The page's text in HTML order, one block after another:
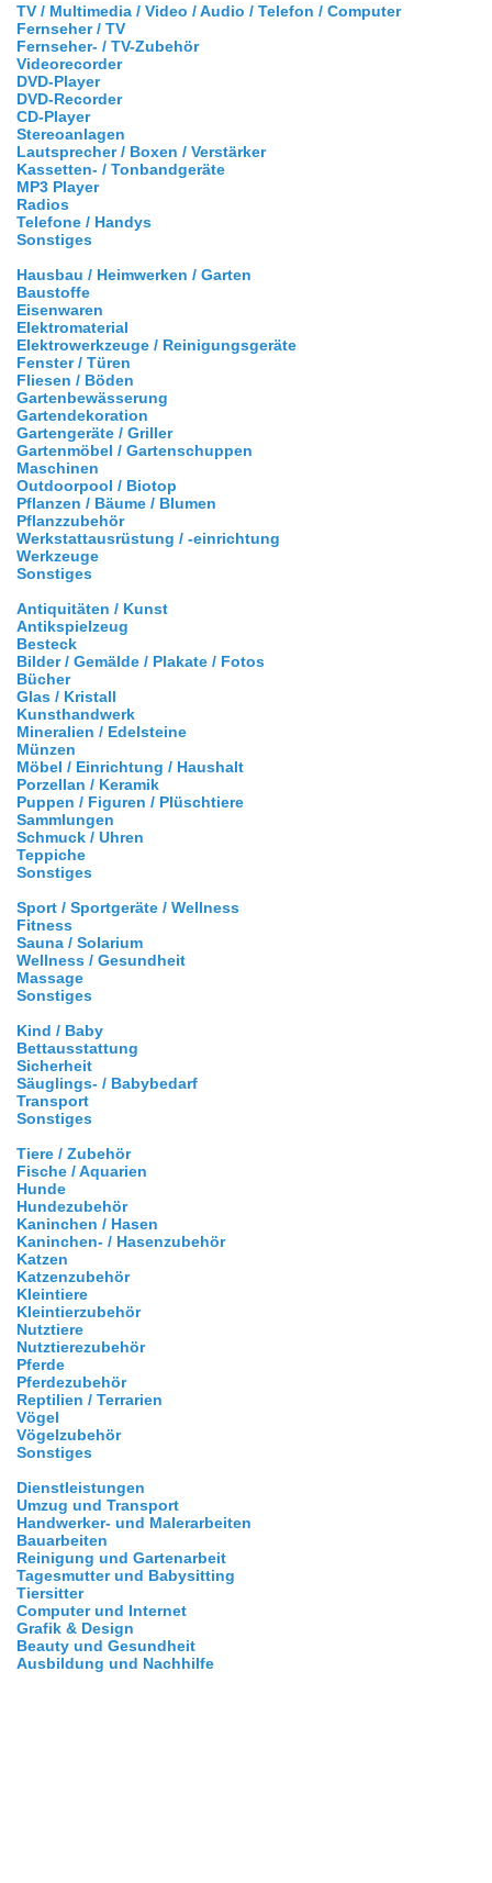
TV / Multimedia / Video / Audio / Telefon / Computer
Fernseher / TV
Fernseher- / TV-Zubehör
Videorecorder
DVD-Player
DVD-Recorder
CD-Player
Stereoanlagen
Lautsprecher / Boxen / Verstärker
Kassetten- / Tonbandgeräte
MP3 Player
Radios
Telefone / Handys
Sonstiges
Hausbau / Heimwerken / Garten
Baustoffe
Eisenwaren
Elektromaterial
Elektrowerkzeuge / Reinigungsgeräte
Fenster / Türen
Fliesen / Böden
Gartenbewässerung
Gartendekoration
Gartengeräte / Griller
Gartenmöbel / Gartenschuppen
Maschinen
Outdoorpool / Biotop
Pflanzen / Bäume / Blumen
Pflanzzubehör
Werkstattausrüstung / -einrichtung
Werkzeuge
Sonstiges
Antiquitäten / Kunst
Antikspielzeug
Besteck
Bilder / Gemälde / Plakate / Fotos
Bücher
Glas / Kristall
Kunsthandwerk
Mineralien / Edelsteine
Münzen
Möbel / Einrichtung / Haushalt
Porzellan / Keramik
Puppen / Figuren / Plüschtiere
Sammlungen
Schmuck / Uhren
Teppiche
Sonstiges
Sport / Sportgeräte / Wellness
Fitness
Sauna / Solarium
Wellness / Gesundheit
Massage
Sonstiges
Kind / Baby
Bettausstattung
Sicherheit
Säuglings- / Babybedarf
Transport
Sonstiges
Tiere / Zubehör
Fische / Aquarien
Hunde
Hundezubehör
Kaninchen / Hasen
Kaninchen- / Hasenzubehör
Katzen
Katzenzubehör
Kleintiere
Kleintierzubehör
Nutztiere
Nutztierezubehör
Pferde
Pferdezubehör
Reptilien / Terrarien
Vögel
Vögelzubehör
Sonstiges
Dienstleistungen
Umzug und Transport
Handwerker- und Malerarbeiten
Bauarbeiten
Reinigung und Gartenarbeit
Tagesmutter und Babysitting
Tiersitter
Computer und Internet
Grafik & Design
Beauty und Gesundheit
Ausbildung und Nachhilfe